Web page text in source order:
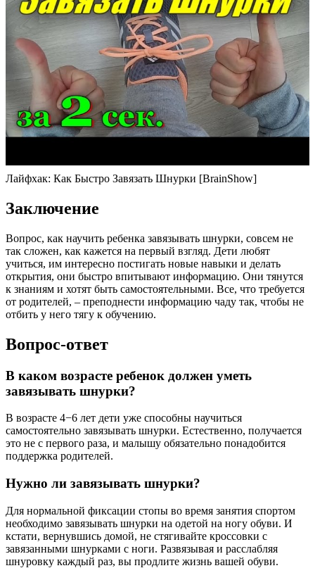
Лайфхак: Как Быстро Завязать Шнурки [BrainShow]
Заключение
Вопрос, как научить ребенка завязывать шнурки, совсем не
так сложен, как кажется на первый взгляд. Дети любят
учиться, им интересно постигать новые навыки и делать
открытия, они быстро впитывают информацию. Они тянутся
к знаниям и хотят быть самостоятельными. Все, что требуется
от родителей, – преподнести информацию чаду так, чтобы не
отбить у него тягу к обучению.
Вопрос-ответ
В каком возрасте ребенок должен уметь
завязывать шнурки?
В возрасте 4−6 лет дети уже способны научиться
самостоятельно завязывать шнурки. Естественно, получается
это не с первого раза, и малышу обязательно понадобится
поддержка родителей.
Нужно ли завязывать шнурки?
Для нормальной фиксации стопы во время занятия спортом
необходимо завязывать шнурки на одетой на ногу обуви. И
кстати, вернувшись домой, не стягивайте кроссовки с
завязанными шнурками с ноги. Развязывая и расслабляя
шнуровку каждый раз, вы продлите жизнь вашей обуви.